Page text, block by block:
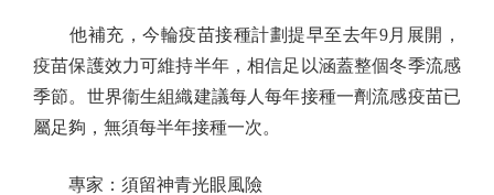
他補充，今輪疫苗接種計劃提早至去年9月展開，
疫苗保護效力可維持半年，相信足以涵蓋整個冬季流感
季節。世界衞生組織建議每人每年接種一劑流感疫苗已
屬足夠，無須每半年接種一次。
專家：須留神青光眼風險